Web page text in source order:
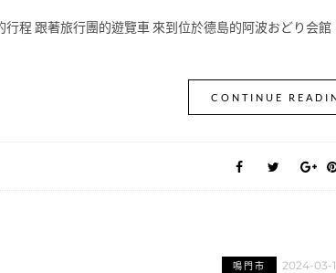
行程 跟著旅行團的遊覽車 來到位於德島的阿波おどり会
CONTINUE
鳴門市 2024-03-